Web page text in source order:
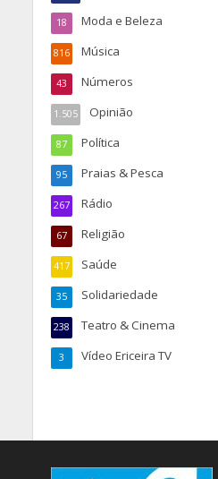
Moda e Beleza
18
Música
816
Números
43
Opinião
1.505
Política
87
Praias & Pesca
95
Rádio
267
Religião
67
Saúde
417
Solidariedade
35
Teatro & Cinema
238
Vídeo Ericeira TV
3